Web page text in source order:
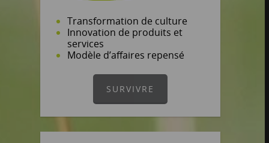
Transformation de culture
Innovation de produits et
services
Modèle d’affaires repensé
SURVIVRE